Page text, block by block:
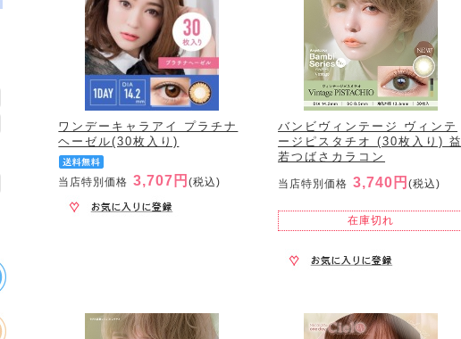
ワンデーキャラアイ プラチナ
ヘーゼル(30枚入り)
当店特別価格 3,707円(税込)
バンビヴィンテージ ヴィンテ
ージピスタチオ (30枚入り) 益
若つばさカラコン
当店特別価格 3,740円(税込)
在庫切れ